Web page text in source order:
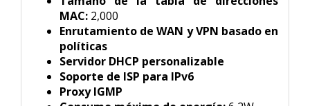
MAC: 2,000
Enrutamiento de WAN y VPN basado en
políticas
Servidor DHCP personalizable
Soporte de ISP para IPv6
Proxy IGMP